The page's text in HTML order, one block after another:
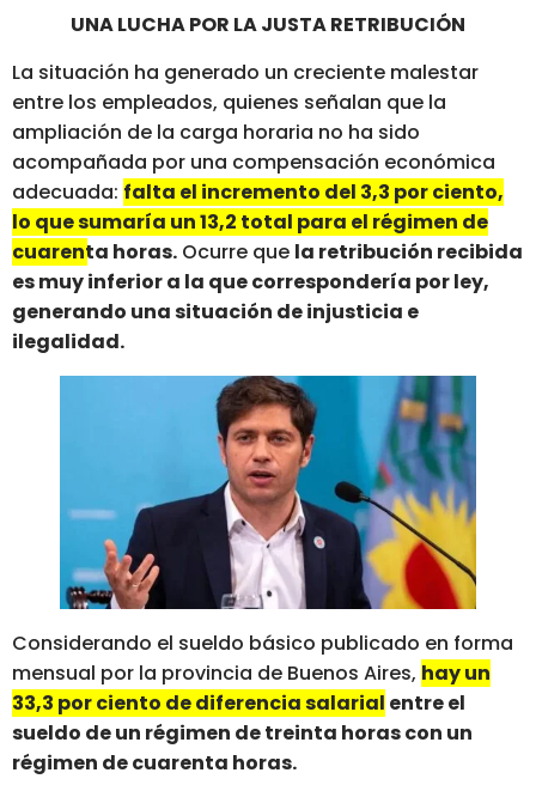
UNA LUCHA POR LA JUSTA RETRIBUCIÓN
La situación ha generado un creciente malestar
entre los empleados, quienes señalan que la
ampliación de la carga horaria no ha sido
acompañada por una compensación económica
adecuada: falta el incremento del 3,3 por ciento,
lo que sumaría un 13,2 total para el régimen de
cuarenta horas. Ocurre que la retribución recibida
es muy inferior a la que correspondería por ley,
generando una situación de injusticia e
ilegalidad.
Considerando el sueldo básico publicado en forma
mensual por la provincia de Buenos Aires, hay un
33,3 por ciento de diferencia salarial entre el
sueldo de un régimen de treinta horas con un
régimen de cuarenta horas.